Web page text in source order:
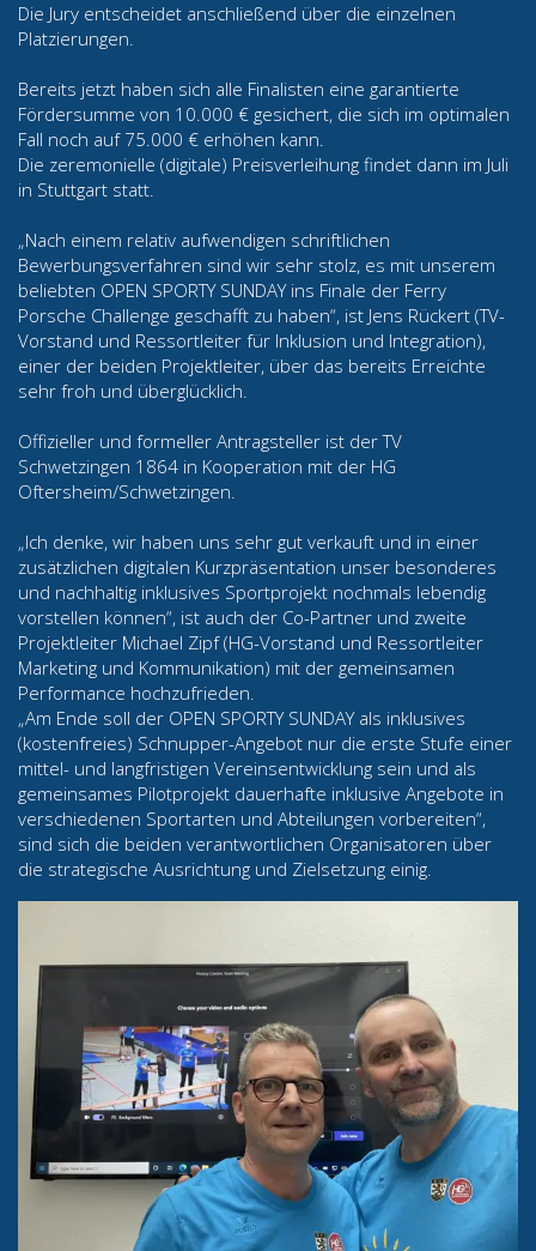
Die Jury entscheidet anschließend über die einzelnen
Platzierungen.
Bereits jetzt haben sich alle Finalisten eine garantierte
Fördersumme von 10.000 € gesichert, die sich im optimalen
Fall noch auf 75.000 € erhöhen kann.
Die zeremonielle (digitale) Preisverleihung findet dann im Juli
in Stuttgart statt.
„Nach einem relativ aufwendigen schriftlichen
Bewerbungsverfahren sind wir sehr stolz, es mit unserem
beliebten OPEN SPORTY SUNDAY ins Finale der Ferry
Porsche Challenge geschafft zu haben“, ist Jens Rückert (TV-
Vorstand und Ressortleiter für Inklusion und Integration),
einer der beiden Projektleiter, über das bereits Erreichte
sehr froh und überglücklich.
Offizieller und formeller Antragsteller ist der TV
Schwetzingen 1864 in Kooperation mit der HG
Oftersheim/Schwetzingen.
„Ich denke, wir haben uns sehr gut verkauft und in einer
zusätzlichen digitalen Kurzpräsentation unser besonderes
und nachhaltig inklusives Sportprojekt nochmals lebendig
vorstellen können“, ist auch der Co-Partner und zweite
Projektleiter Michael Zipf (HG-Vorstand und Ressortleiter
Marketing und Kommunikation) mit der gemeinsamen
Performance hochzufrieden.
„Am Ende soll der OPEN SPORTY SUNDAY als inklusives
(kostenfreies) Schnupper-Angebot nur die erste Stufe einer
mittel- und langfristigen Vereinsentwicklung sein und als
gemeinsames Pilotprojekt dauerhafte inklusive Angebote in
verschiedenen Sportarten und Abteilungen vorbereiten“,
sind sich die beiden verantwortlichen Organisatoren über
die strategische Ausrichtung und Zielsetzung einig.